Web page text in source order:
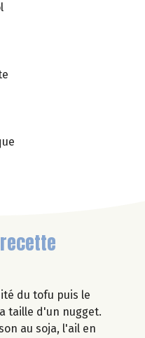
recette
du tofu puis le
taille d'un nugget.
au soja, l'ail en